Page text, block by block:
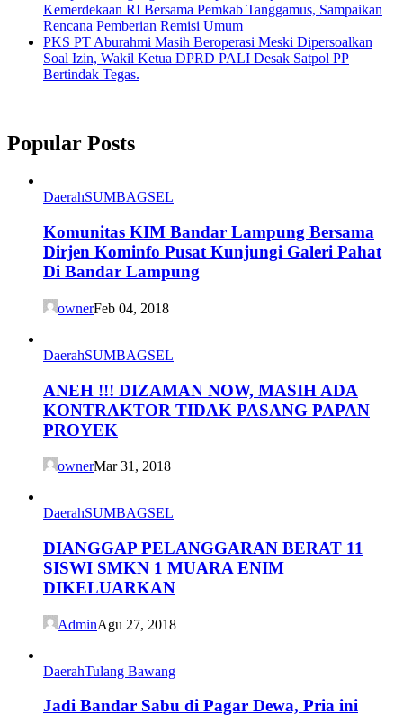
Kemerdekaan RI Bersama Pemkab Tanggamus, Sampaikan
Rencana Pemberian Remisi Umum
PKS PT Aburahmi Masih Beroperasi Meski Dipersoalkan
Soal Izin, Wakil Ketua DPRD PALI Desak Satpol PP
Bertindak Tegas.
Popular Posts
DaerahSUMBAGSEL
Komunitas KIM Bandar Lampung Bersama
Dirjen Kominfo Pusat Kunjungi Galeri Pahat
Di Bandar Lampung
ownerFeb 04, 2018
DaerahSUMBAGSEL
ANEH !!! DIZAMAN NOW, MASIH ADA
KONTRAKTOR TIDAK PASANG PAPAN
PROYEK
ownerMar 31, 2018
DaerahSUMBAGSEL
DIANGGAP PELANGGARAN BERAT 11
SISWI SMKN 1 MUARA ENIM
DIKELUARKAN
AdminAgu 27, 2018
DaerahTulang Bawang
Jadi Bandar Sabu di Pagar Dewa, Pria ini